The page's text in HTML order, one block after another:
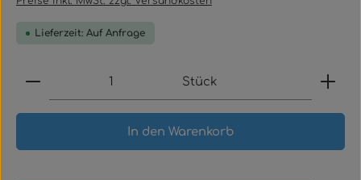
Lieferzeit: Auf Anfrage
Produkt Anzahl: Gib den gewünschten Wert
Stück
In den Warenkorb